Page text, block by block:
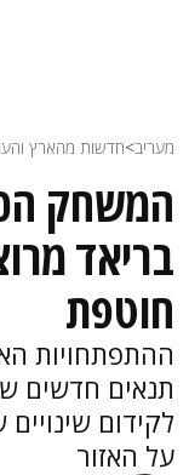
מעריב>חדשות מהארץ
המשחק
בריאד
חוטפת
ההתפתחויות
תנאים חדשים
לקידום
על האזור